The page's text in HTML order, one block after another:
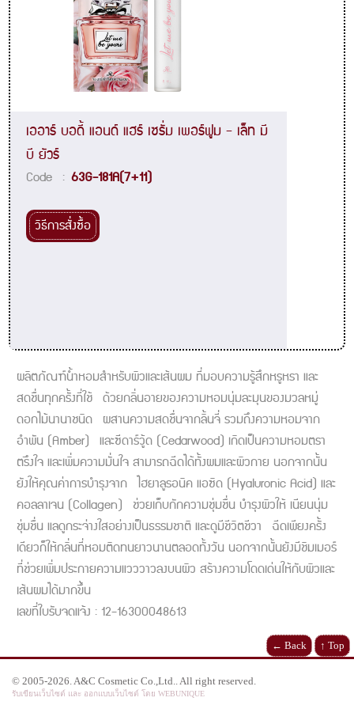
เออาร์ บอดี้ แอนด์ แฮร์ เซรั่ม เพอร์ฟูม - เล็ท มี
บี ยัวร์
Code :63G-181A(7+11)
วิธีการสั่งซื้อ
ผลิตภัณฑ์น้ำหอมสำหรับผิวและเส้นผม ที่มอบความรู้สึกหรูหรา และ
สดชื่นทุกครั้งที่ใช้ ด้วยกลิ่นอายของความหอมนุ่มละมุนของมวลหมู่
ดอกไม้นานาชนิด ผสานความสดชื่นจากลิ้นจี่ รวมถึงความหอมจาก
อำพัน (Amber) และซีดาร์วู้ด (Cedarwood) เกิดเป็นความหอมตรา
ตรึงใจ และเพิ่มความมั่นใจ สามารถฉีดได้ทั้งผมและผิวกาย นอกจากนั้น
ยังให้คุณค่าการบำรุงจาก ไฮยาลูรอนิค แอซิด (Hyaluronic Acid) และ
คอลลาเจน (Collagen) ช่วยเก็บกักความชุ่มชื่น บำรุงผิวให้ เนียนนุ่ม
ชุ่มชื่น แลดูกระจ่างใสอย่างเป็นธรรมชาติ และดูมีชีวิตชีวา ฉีดเพียงครั้ง
เดียวก็ให้กลิ่นที่หอมติดทนยาวนานตลอดทั้งวัน นอกจากนั้นยังมีชิมเมอร์
ที่ช่วยเพิ่มประกายความแวววาวลงบนผิว สร้างความโดดเด่นให้กับผิวและ
เส้นผมได้มากขึ้น
เลขที่ใบรับจดแจ้ง : 12-16300048613
← Back ↑ Top
© 2005-2026. A&C Cosmetic Co.,Ltd.. All right reserved.
รับเขียนเว็บไซต์ และ ออกแบบเว็บไซต์ โดย WEBUNIQUE